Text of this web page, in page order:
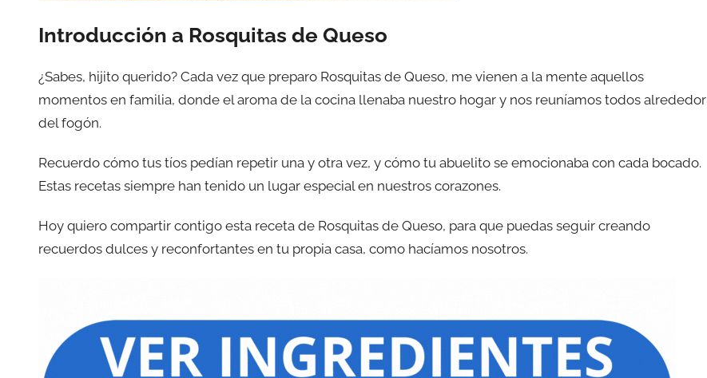
Introducción a Rosquitas de Queso
¿Sabes, hijito querido? Cada vez que preparo Rosquitas de Queso, me vienen a la mente aquellos
momentos en familia, donde el aroma de la cocina llenaba nuestro hogar y nos reuníamos todos alrededor
del fogón.
Recuerdo cómo tus tíos pedían repetir una y otra vez, y cómo tu abuelito se emocionaba con cada bocado.
Estas recetas siempre han tenido un lugar especial en nuestros corazones.
Hoy quiero compartir contigo esta receta de Rosquitas de Queso, para que puedas seguir creando
recuerdos dulces y reconfortantes en tu propia casa, como hacíamos nosotros.